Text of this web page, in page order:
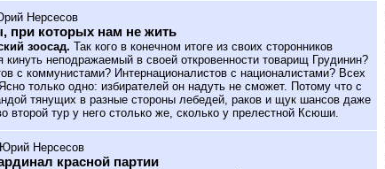
Нерсесов
при которых нам не жить
зоосад. Так кого в конечном итоге из своих сторонников
кинуть неподражаемый в своей откровенности товарищ Грудинин?
с коммунистами? Интернационалистов с националистами? Всех
только одно: избирателей он надуть не сможет. Потому что с
тянущих в разные стороны лебедей, раков и щук шансов даже
второй тур у него столько же, сколько у прелестной Ксюши.
Юрий Нерсесов
красной партии